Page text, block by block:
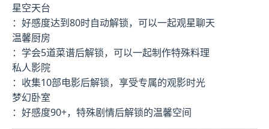
星空天台
：好感度达到80时自动解锁，可以一起观星聊天
温馨厨房
：学会5道菜谱后解锁，可以一起制作特殊料理
私人影院
：收集10部电影后解锁，享受专属的观影时光
梦幻卧室
：好感度90+，特殊剧情后解锁的温馨空间